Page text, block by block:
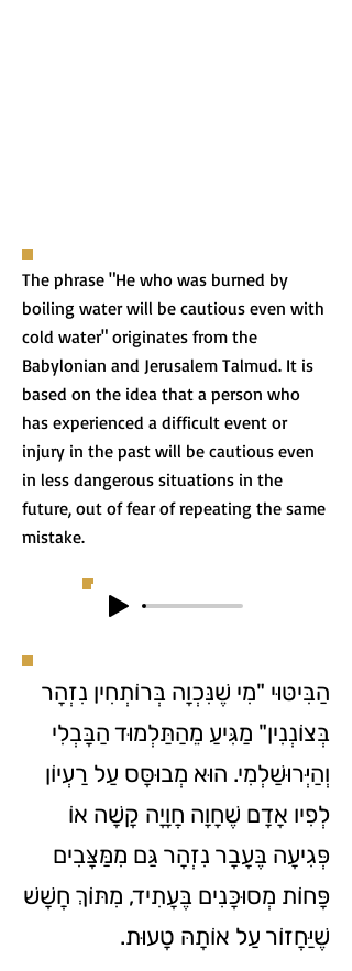
The phrase "He who was burned by
boiling water will be cautious even with
cold water" originates from the
Babylonian and Jerusalem Talmud. It is
based on the idea that a person who
has experienced a difficult event or
injury in the past will be cautious even
in less dangerous situations in the
future, out of fear of repeating the same
mistake.
הַבִּיטּוּי "מִי שֶׁנִּכְוָה בְּרוֹתְחִין נִזְהָר
בְּצוֹנְנִין" מַגִּיעַ מֵהַתַּלְמוּד הַבָּבְלִי
וְהַיְּרוּשַׁלְמִי. הוּא מְבוּסָּס עַל רַעְיוֹן
לְפִיו אָדָם שֶׁחָוָה חֲוָיָה קָשָׁה אוֹ
פְּגִיעָה בֶּעָבָר נִזְהָר גַּם מִמַּצָּבִים
פָּחוֹת מְסוּכָּנִים בֶּעָתִיד, מִתּוֹךְ חֲשָׁשׁ
שֶׁיַּחֲזוֹר עַל אוֹתָהּ טָעוּת.